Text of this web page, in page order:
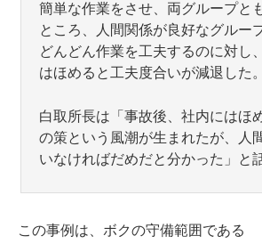
簡単な作業をさせ、両グループと
ところ、人間関係が良好なグルー
どんどん作業を工夫するのに対し
はほめると工夫度合いが減退した。
白取所長は「事故後、社内にはほ
の策という風潮が生まれたが、人
いなければだめだと分かった」と
この事例は、ボクの守備範囲である